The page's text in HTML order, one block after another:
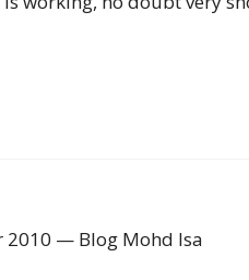
2010 — Blog Mohd Isa